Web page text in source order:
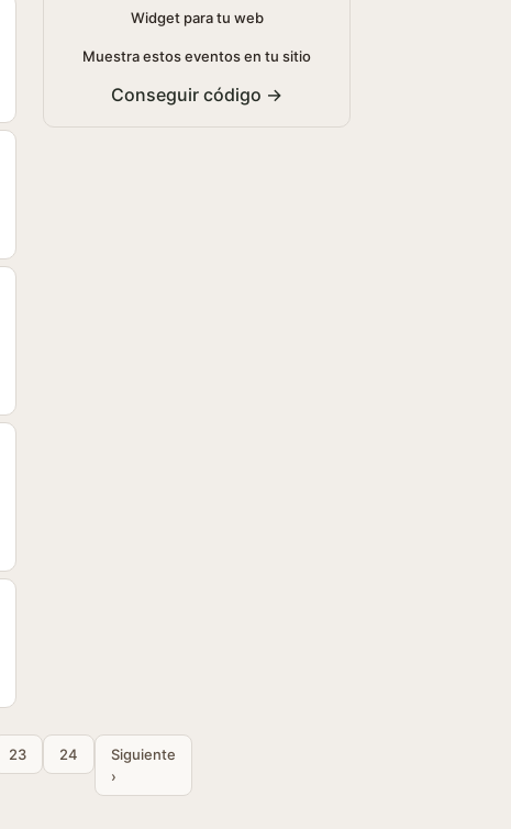
23 24
Siguiente
›
Widget para tu web
Muestra estos eventos en tu sitio
Conseguir código →